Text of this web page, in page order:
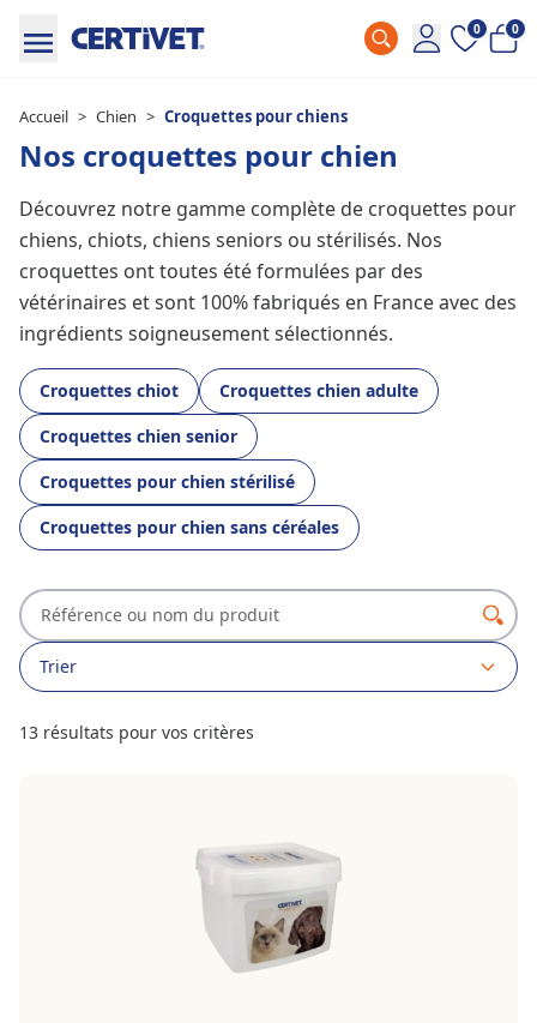
0 0
Accueil > Chien > Croquettes pour chiens
Nos croquettes pour chien
Découvrez notre gamme complète de croquettes pour
chiens, chiots, chiens seniors ou stérilisés. Nos
croquettes ont toutes été formulées par des
vétérinaires et sont 100% fabriqués en France avec des
ingrédients soigneusement sélectionnés.
Croquettes chiot
Croquettes chien adulte
Croquettes chien senior
Croquettes pour chien stérilisé
Croquettes pour chien sans céréales
Trier
13 résultats pour vos critères